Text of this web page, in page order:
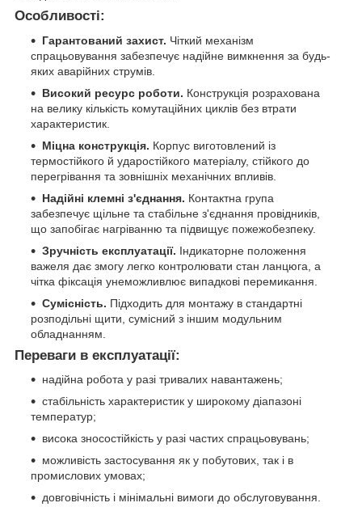
Особливості:
Гарантований захист. Чіткий механізм
спрацьовування забезпечує надійне вимкнення за будь-
яких аварійних струмів.
Високий ресурс роботи. Конструкція розрахована
на велику кількість комутаційних циклів без втрати
характеристик.
Міцна конструкція. Корпус виготовлений із
термостійкого й ударостійкого матеріалу, стійкого до
перегрівання та зовнішніх механічних впливів.
Надійні клемні з'єднання. Контактна група
забезпечує щільне та стабільне з'єднання провідників,
що запобігає нагріванню та підвищує пожежобезпеку.
Зручність експлуатації. Індикаторне положення
важеля дає змогу легко контролювати стан ланцюга, а
чітка фіксація унеможливлює випадкові перемикання.
Сумісність. Підходить для монтажу в стандартні
розподільні щити, сумісний з іншим модульним
обладнанням.
Переваги в експлуатації:
надійна робота у разі тривалих навантажень;
стабільність характеристик у широкому діапазоні
температур;
висока зносостійкість у разі частих спрацьовувань;
можливість застосування як у побутових, так і в
промислових умовах;
довговічність і мінімальні вимоги до обслуговування.